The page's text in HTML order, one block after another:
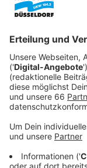
und
Veröffentlicht:
Anzeige
Beide Städte
Portland ist die